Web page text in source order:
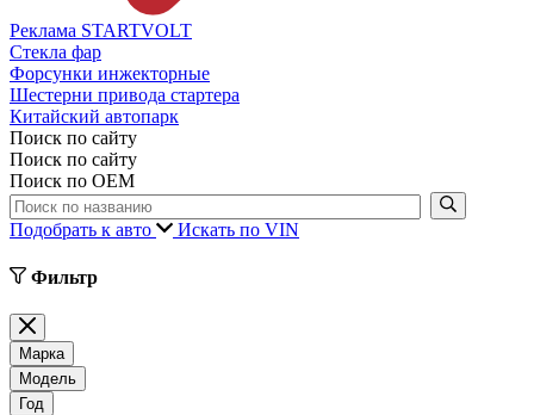
Реклама STARTVOLT
Стекла фар
Форсунки инжекторные
Шестерни привода стартера
Китайский автопарк
Поиск по сайту
Поиск по сайту
Поиск по ОЕМ
Подобрать к авто Искать по VIN
Фильтр
Марка
Модель
Год